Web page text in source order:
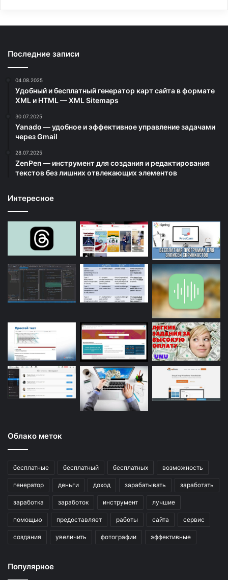
Последние записи
04.08.2025
Удобный и бесплатный генератор карт сайта в формате
XML и HTML — XML Sitemaps
30.07.2025
Yanado — удобное и эффективное управление задачами
через Gmail
28.07.2025
ZenPen — инструмент для создания и редактирования
текстов без лишних отвлекающих элементов
Интересное
Облако меток
бесплатные бесплатный бесплатных возможность
генератор деньги доход зарабатывать заработать
заработка заработок инструмент лучшие
помощью предоставляет работы сайта сервис
создания увеличить фотографии эффективные
Популярное